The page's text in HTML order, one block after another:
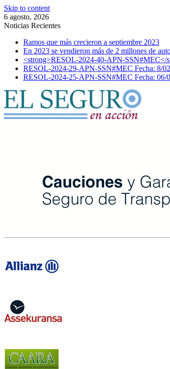
Skip to content
6 agosto, 2026
Noticias Recientes
Ramos que más crecieron a septiembre 2023
En 2023 se vendieron más de 2 millones de
<strong>RESOL-2024-40-APN-SSN#MEC</
RESOL-2024-29-APN-SSN#MEC Fecha: 8/
RESOL-2024-25-APN-SSN#MEC Fecha: 06/